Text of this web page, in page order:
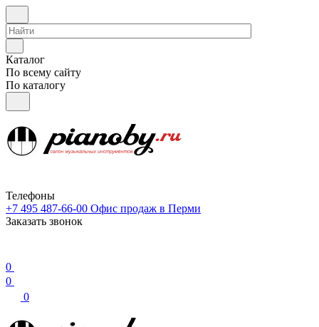
Каталог
По всему сайту
По каталогу
Телефоны
+7 495 487-66-00 Офис продаж в Перми
Заказать звонок
0
0
0